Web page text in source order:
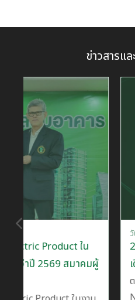
ข่าวสารแ
ใน
มาคมผู้
วันที่ : 18 มีนาคม
20 ปี Nano ก้า
เดินทางไปด้วยกั
ตลอดระยะเวลา